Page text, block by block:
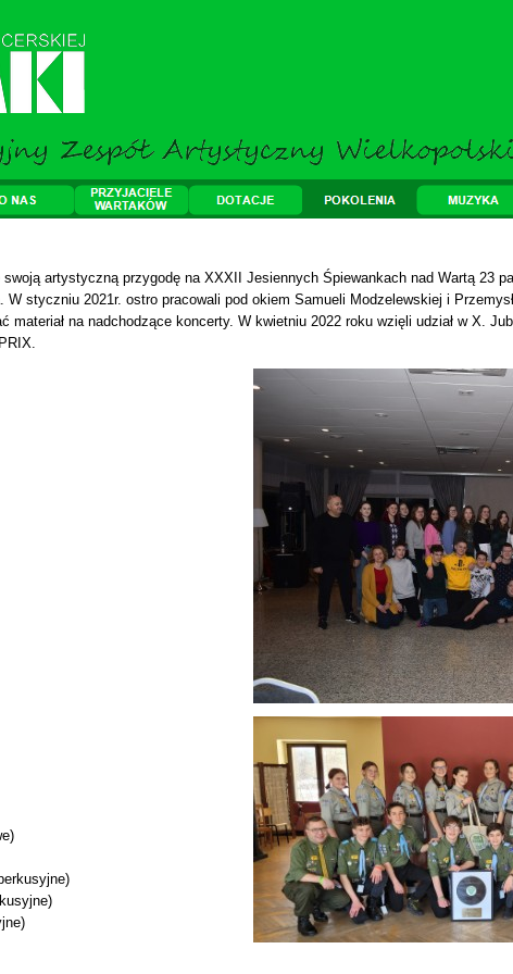
swoją artystyczną przygodę na XXXII Jesiennych Śpiewankach nad Wartą 23
W styczniu 2021r. ostro pracowali pod okiem Samueli Modzelewskiej i
materiał na nadchodzące koncerty. W kwietniu 2022 roku wzięli udział w X.
)